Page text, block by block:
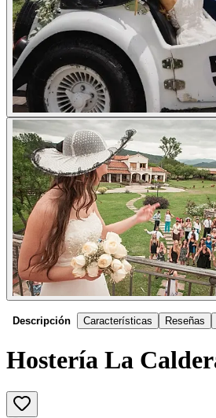
Descripción
Características Reseñas
Hostería La